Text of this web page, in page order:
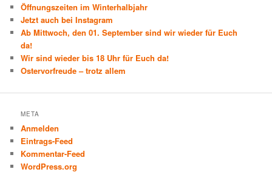
Öffnungszeiten im Winterhalbjahr
Jetzt auch bei Instagram
Ab Mittwoch, den 01. September sind wir wieder für Euch
da!
Wir sind wieder bis 18 Uhr für Euch da!
Ostervorfreude – trotz allem
META
Anmelden
Eintrags-Feed
Kommentar-Feed
WordPress.org